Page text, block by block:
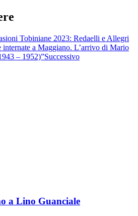
Tobiniane 2023: Redaelli e Allegri
internate a Maggiano. L’arrivo di Mario
– 1952)”Successivo
a Lino Guanciale